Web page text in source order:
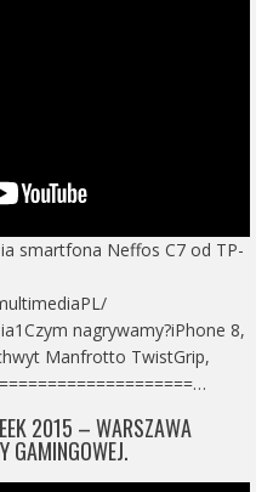
smartfona Neffos C7 od TP-
nagrywamy?iPhone 8,
Manfrotto TwistGrip,
2015 – WARSZAWA
GAMINGOWEJ.